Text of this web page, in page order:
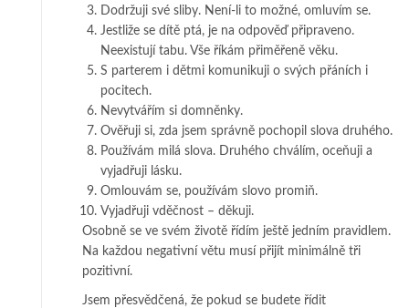
Dodržuji své sliby. Není-li to možné, omluvím se.
Jestliže se dítě ptá, je na odpověď připraveno.
Neexistují tabu. Vše říkám přiměřeně věku.
S parterem i dětmi komunikuji o svých přáních i
pocitech.
Nevytvářím si domněnky.
Ověřuji si, zda jsem správně pochopil slova druhého.
Používám milá slova. Druhého chválím, oceňuji a
vyjadřuji lásku.
Omlouvám se, používám slovo promiň.
Vyjadřuji vděčnost – děkuji.
Osobně se ve svém životě řídím ještě jedním pravidlem.
Na každou negativní větu musí přijít minimálně tři
pozitivní.
Jsem přesvědčená, že pokud se budete řídit